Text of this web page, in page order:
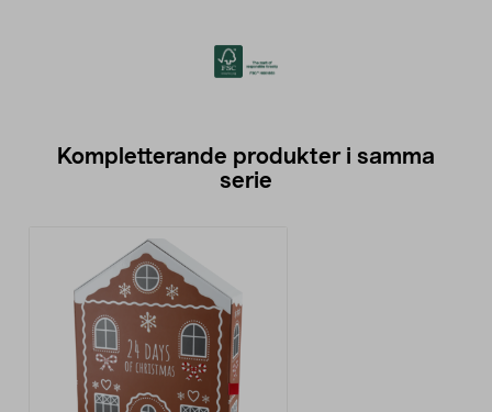
Kompletterande produkter i samma
serie